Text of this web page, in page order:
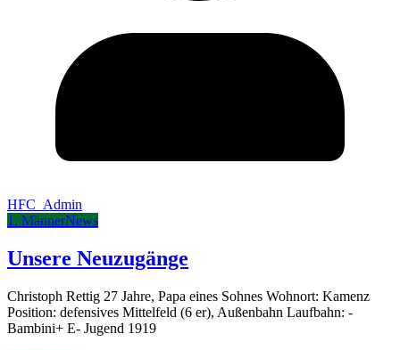
HFC_Admin
1. MännerNews
Unsere Neuzugänge
Christoph Rettig 27 Jahre, Papa eines Sohnes Wohnort: Kamenz
Position: defensives Mittelfeld (6 er), Außenbahn Laufbahn: -
Bambini+ E- Jugend 1919